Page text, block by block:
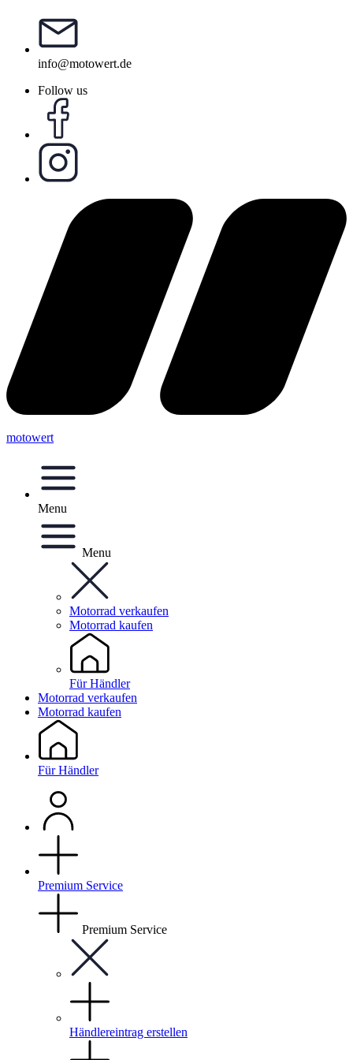
info@motowert.de
Follow us
motowert
Menu
Menu
Motorrad verkaufen
Motorrad kaufen
Für Händler
Motorrad verkaufen
Motorrad kaufen
Für Händler
Premium Service
Premium Service
Händlereintrag erstellen